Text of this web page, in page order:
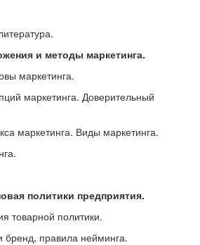
и методы маркетинга.
маркетинга.
маркетинга. Доверительный
маркетинга. Виды маркетинга.
политики предприятия.
товарной политики.
правила нейминга.